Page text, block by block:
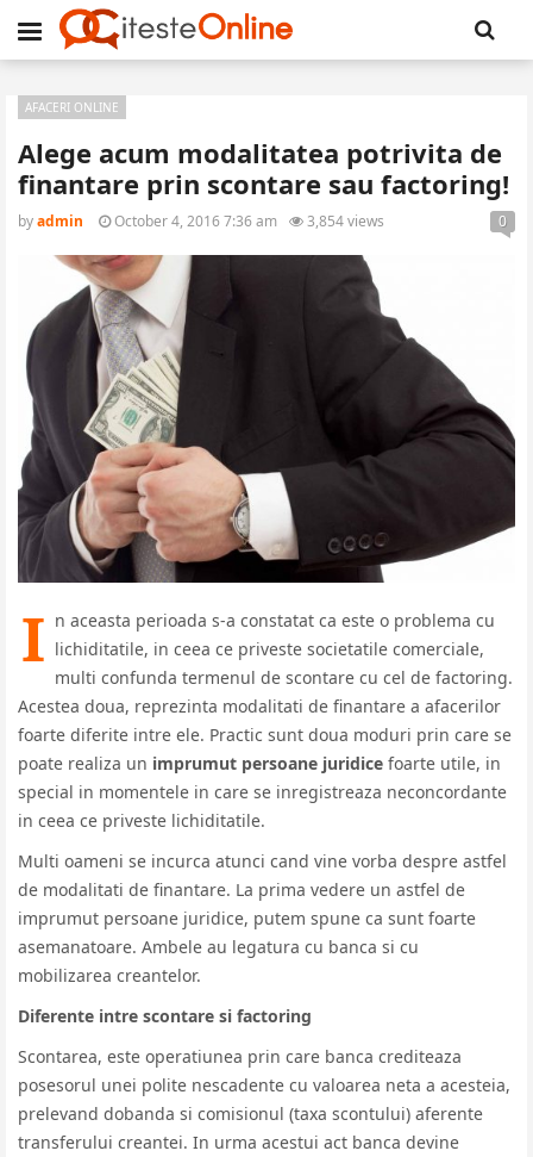
Alege acum modalitatea potrivita de
finantare prin scontare sau factoring!
AFACERI ONLINE
byadmin October 4, 2016 7:36 am 3,854 views 0
I n aceasta perioada s-a constatat ca este o problema cu
lichiditatile, in ceea ce priveste societatile comerciale,
multi confunda termenul de scontare cu cel de factoring.
Acestea doua, reprezinta modalitati de finantare a afacerilor
foarte diferite intre ele. Practic sunt doua moduri prin care se
poate realiza un imprumut persoane juridice foarte utile, in
special in momentele in care se inregistreaza neconcordante
in ceea ce priveste lichiditatile.
Multi oameni se incurca atunci cand vine vorba despre astfel
de modalitati de finantare. La prima vedere un astfel de
imprumut persoane juridice, putem spune ca sunt foarte
asemanatoare. Ambele au legatura cu banca si cu
mobilizarea creantelor.
Diferente intre scontare si factoring
Scontarea, este operatiunea prin care banca crediteaza
posesorul unei polite nescadente cu valoarea neta a acesteia,
prelevand dobanda si comisionul (taxa scontului) aferente
transferului creantei. In urma acestui act banca devine